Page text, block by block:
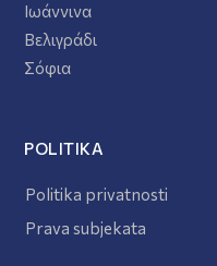
Ιωάννινα
Βελιγράδι
Σόφια
POLITIKA
Politika privatnosti
Prava subjekata